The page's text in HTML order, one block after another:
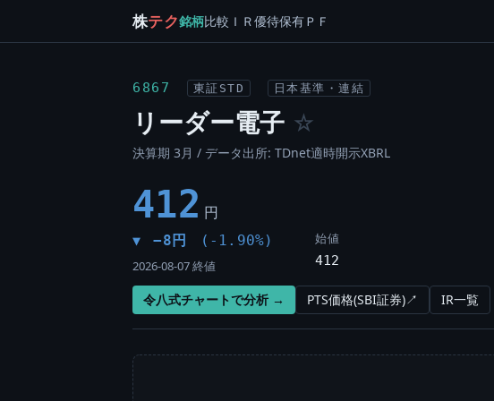
株テク銘柄比較 ＩＲ優待保有ＰＦ
6867 東証STD 日本基準・連結
リーダー電子 ☆
決算期 3月 / データ出所: TDnet適時開示XBRL
412 円
▼ −8円 (-1.90%)
2026-08-07 終値
始値
412
令八式チャートで分析 → PTS価格(SBI証券)↗ IR一覧